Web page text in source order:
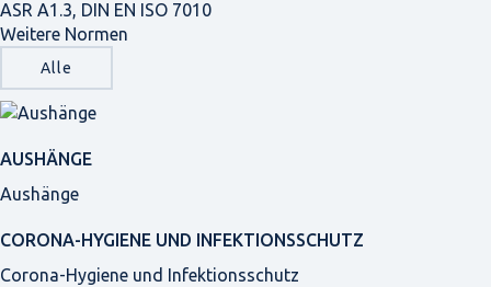
ASR A1.3, DIN EN ISO 7010
Weitere Normen
Alle
AUSHÄNGE
Aushänge
CORONA-HYGIENE UND INFEKTIONSSCHUTZ
Corona-Hygiene und Infektionsschutz